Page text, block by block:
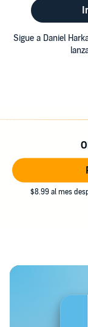
Sigue a Daniel
$8.99 al mes